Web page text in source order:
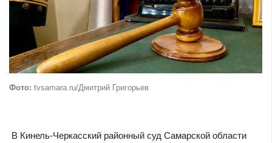
Фото: tvsamara.ru/Дмитрий Григорьев
В Кинель-Черкасский районный суд Самарской области